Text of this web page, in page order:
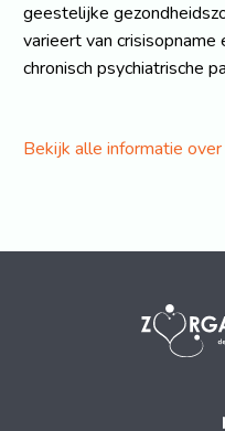
geestelijke
varieert van
chronisch psychiatrische
Bekijk alle informatie